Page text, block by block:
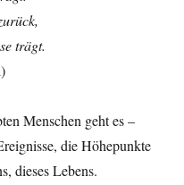
trägt.
Menschen geht es –
die Höhepunkte
dieses Lebens.